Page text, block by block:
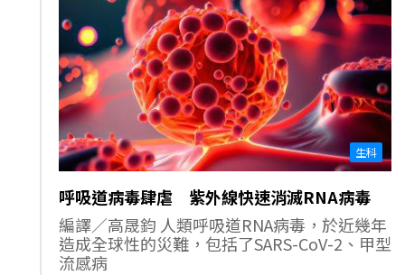
生科
呼吸道病毒肆虐 紫外線快速消滅RNA病毒
編譯／高晟鈞 人類呼吸道RNA病毒，於近幾年
造成全球性的災難，包括了SARS-CoV-2、甲型
流感病